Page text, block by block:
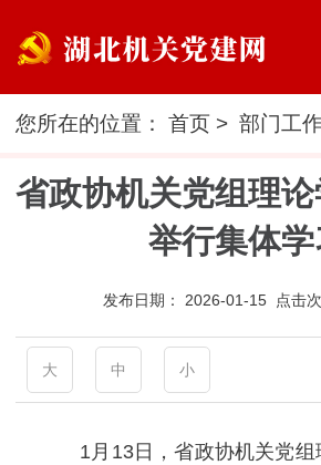
您所在的位置：首页 >部门工
省政协机关党组理论
举行集体学
发布日期： 2026-01-15 点击次
大 中 小
1月13日，省政协机关党组